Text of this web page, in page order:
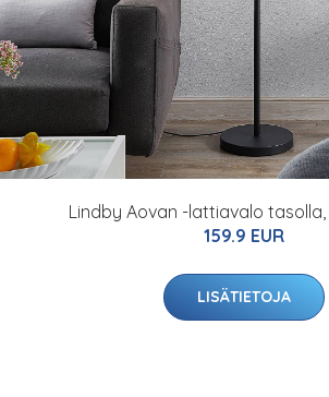
Lindby Aovan -lattiavalo tasolla,
159.9 EUR
LISÄTIETOJA